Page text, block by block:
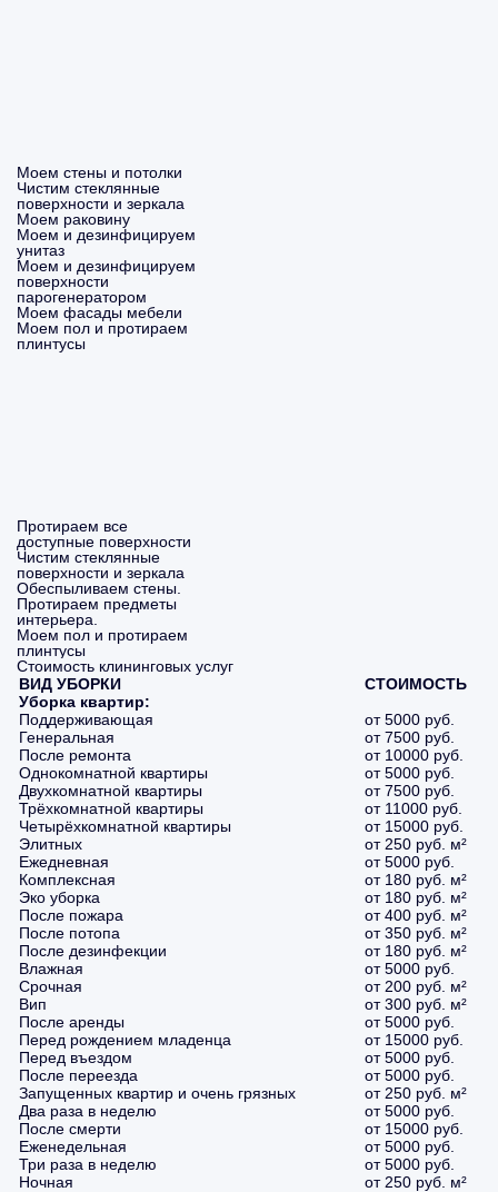
Моем стены и потолки
Чистим стеклянные
поверхности и зеркала
Моем раковину
Моем и дезинфицируем
унитаз
Моем и дезинфицируем
поверхности
парогенератором
Моем фасады мебели
Моем пол и протираем
плинтусы
Протираем все
доступные поверхности
Чистим стеклянные
поверхности и зеркала
Обеспыливаем стены.
Протираем предметы
интерьера.
Моем пол и протираем
плинтусы
Стоимость клининговых услуг
ВИД УБОРКИ
СТОИМОСТЬ
Уборка квартир:
Поддерживающая
от 5000 руб.
Генеральная
от 7500 руб.
После ремонта
от 10000 руб.
Однокомнатной квартиры
от 5000 руб.
Двухкомнатной квартиры
от 7500 руб.
Трёхкомнатной квартиры
от 11000 руб.
Четырёхкомнатной квартиры
от 15000 руб.
Элитных
от 250 руб. м²
Ежедневная
от 5000 руб.
Комплексная
от 180 руб. м²
Эко уборка
от 180 руб. м²
После пожара
от 400 руб. м²
После потопа
от 350 руб. м²
После дезинфекции
от 180 руб. м²
Влажная
от 5000 руб.
Срочная
от 200 руб. м²
Вип
от 300 руб. м²
После аренды
от 5000 руб.
Перед рождением младенца
от 15000 руб.
Перед въездом
от 5000 руб.
После переезда
от 5000 руб.
Запущенных квартир и очень грязных
от 250 руб. м²
Два раза в неделю
от 5000 руб.
После смерти
от 15000 руб.
Еженедельная
от 5000 руб.
Три раза в неделю
от 5000 руб.
Ночная
от 250 руб. м²